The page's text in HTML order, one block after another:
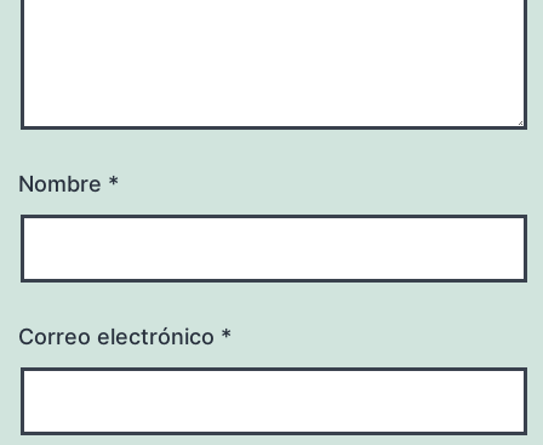
Nombre *
Correo electrónico *